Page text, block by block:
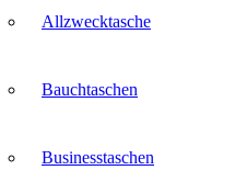
Allzwecktasche
Bauchtaschen
Businesstaschen